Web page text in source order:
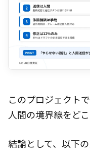
このプロジェクト
人間の境界線をど
結論として、以下